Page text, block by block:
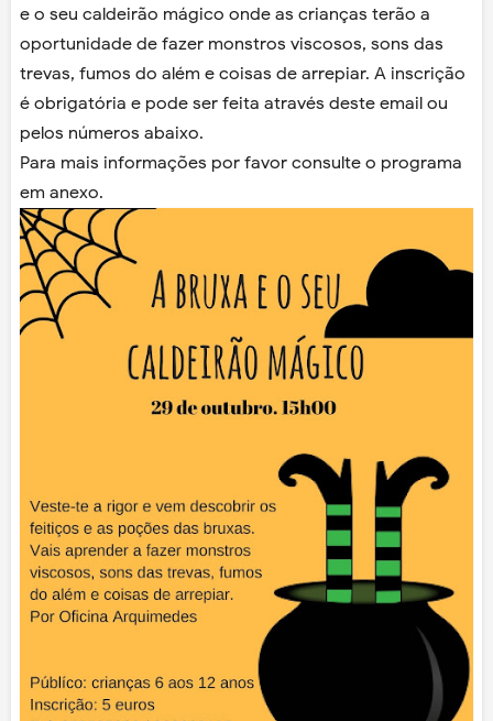
e o seu caldeirão mágico onde as crianças terão a
oportunidade de fazer monstros viscosos, sons das
trevas, fumos do além e coisas de arrepiar. A inscrição
é obrigatória e pode ser feita através deste email ou
pelos números abaixo.
Para mais informações por favor consulte o programa
em anexo.